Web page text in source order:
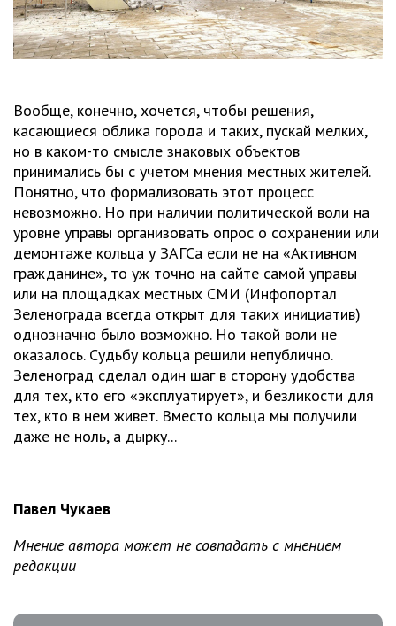
Вообще, конечно, хочется, чтобы решения,
касающиеся облика города и таких, пускай мелких,
но в каком-то смысле знаковых объектов
принимались бы с учетом мнения местных жителей.
Понятно, что формализовать этот процесс
невозможно. Но при наличии политической воли на
уровне управы организовать опрос о сохранении или
демонтаже кольца у ЗАГСа если не на «Активном
гражданине», то уж точно на сайте самой управы
или на площадках местных СМИ (Инфопортал
Зеленограда всегда открыт для таких инициатив)
однозначно было возможно. Но такой воли не
оказалось. Судьбу кольца решили непублично.
Зеленоград сделал один шаг в сторону удобства
для тех, кто его «эксплуатирует», и безликости для
тех, кто в нем живет. Вместо кольца мы получили
даже не ноль, а дырку...
Павел Чукаев
Мнение автора может не совпадать с мнением
редакции